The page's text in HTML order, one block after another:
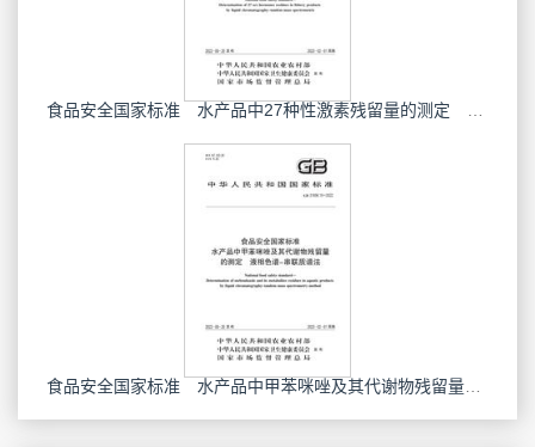
食品安全国家标准 水产品中27种性激素残留量的测定 液相色谱-串联质谱法